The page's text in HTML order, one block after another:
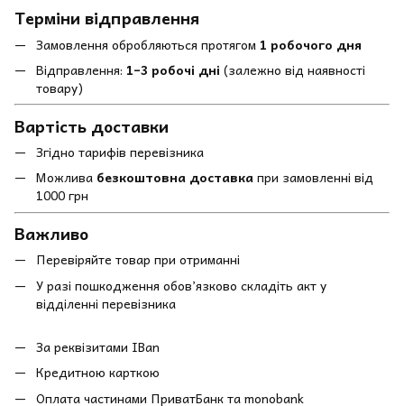
Терміни відправлення
Замовлення обробляються протягом 1 робочого дня
Відправлення: 1–3 робочі дні (залежно від наявності
товару)
Вартість доставки
Згідно тарифів перевізника
Можлива безкоштовна доставкапри замовленні від
1000 грн
Важливо
Перевіряйте товар при отриманні
У разі пошкодження обов’язково складіть акт у
відділенні перевізника
За реквізитами IBan
Кредитною карткою
Оплата частинами ПриватБанк та monobank